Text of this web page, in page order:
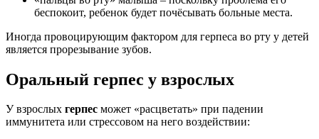
беспокоит, ребенок будет почёсывать больные места.
Иногда провоцирующим фактором для герпеса во рту у детей
является прорезывание зубов.
Оральный герпес у взрослых
У взрослых герпес может «расцветать» при падении
иммунитета или стрессовом на него воздействии: